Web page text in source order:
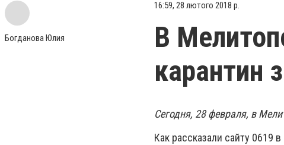
Богданова Юлия
16:59, 28 лютого 2018 р.
В
карантин
Сегодня, 28 февраля, в
Как рассказали сайту 0619